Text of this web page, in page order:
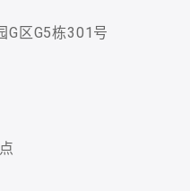
G区G5栋301号